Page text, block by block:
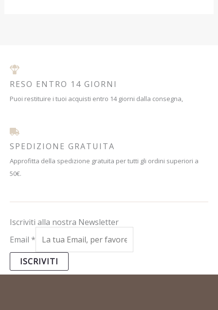
RESO ENTRO 14 GIORNI
Puoi restituire i tuoi acquisti entro 14 giorni dalla consegna,
SPEDIZIONE GRATUITA
Approfitta della spedizione gratuita per tutti gli ordini superiori a
50€.
Iscriviti alla nostra Newsletter
Email *
ISCRIVITI